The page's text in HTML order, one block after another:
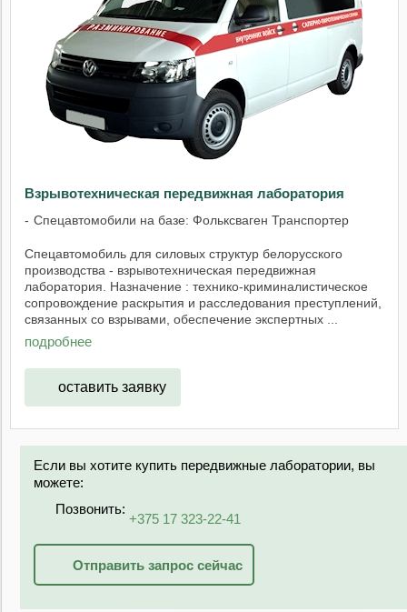
Взрывотехническая передвижная лаборатория
Спецавтомобили на базе: Фольксваген Транспортер
Спецавтомобиль для силовых структур белорусского
производства - взрывотехническая передвижная
лаборатория. Назначение : технико-криминалистическое
сопровождение раскрытия и расследования преступлений,
связанных со взрывами, обеспечение экспертных ...
подробнее
оставить заявку
Если вы хотите купить передвижные лаборатории, вы
можете:
Позвонить:
+375 17 323-22-41
Отправить запрос сейчас